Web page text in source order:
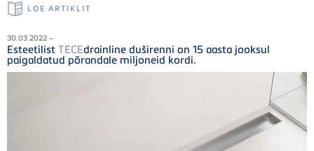
LOE ARTIKLIT
30.03.2022 –
Esteetilist TECEdrainline duširenni on 15 aasta jooksul
paigaldatud põrandale miljoneid kordi.